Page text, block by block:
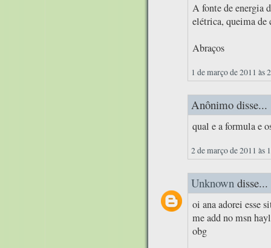
A fonte de energia
elétrica, queima de
Abraços
1 de março de 2011 às
Anônimo disse...
qual e a formula e
2 de março de 2011 às
Unknown disse...
oi ana adorei esse
me add no msn
obg